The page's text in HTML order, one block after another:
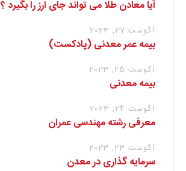
آیا معادن طلا می تواند جای ارز را بگیرد ؟
آگوست 27, 2023
بیمه عمر معدنی (پادکست)
آگوست 25, 2023
بیمه معدنی
آگوست 24, 2023
معرفی رشته مهندسی عمران
آگوست 23, 2023
سرمایه گذاری در معدن